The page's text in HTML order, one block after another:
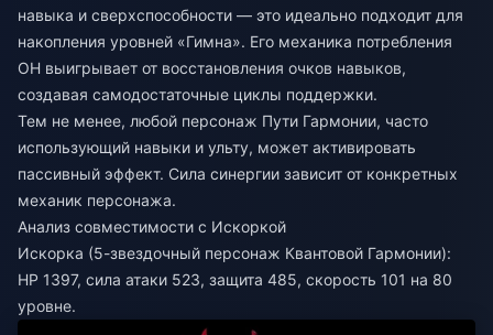
навыка и сверхспособности — это идеально подходит для
накопления уровней «Гимна». Его механика потребления
ОН выигрывает от восстановления очков навыков,
создавая самодостаточные циклы поддержки.
Тем не менее, любой персонаж Пути Гармонии, часто
использующий навыки и ульту, может активировать
пассивный эффект. Сила синергии зависит от конкретных
механик персонажа.
Анализ совместимости с Искоркой
Искорка (5-звездочный персонаж Квантовой Гармонии):
HP 1397, сила атаки 523, защита 485, скорость 101 на 80
уровне.